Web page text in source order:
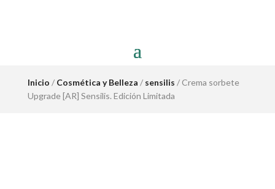
Inicio / Cosmética y Belleza / sensilis / Crema sorbete
Upgrade [AR] Sensilis. Edición Limitada